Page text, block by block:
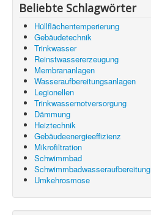
Beliebte Schlagwörter
Hüllflächentemperierung
Gebäudetechnik
Trinkwasser
Reinstwassererzeugung
Membrananlagen
Wasseraufbereitungsanlagen
Legionellen
Trinkwassernotversorgung
Dämmung
Heiztechnik
Gebäudeenergieeffizienz
Mikrofiltration
Schwimmbad
Schwimmbadwasseraufbereitung
Umkehrosmose